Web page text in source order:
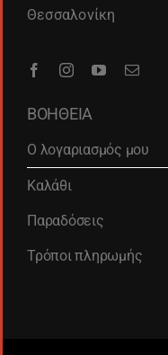
Θεσσαλονίκη
ΒΟΗΘΕΙΑ
Ο λογαριασμός μου
Καλάθι
Παραδόσεις
Τρόποι πληρωμής